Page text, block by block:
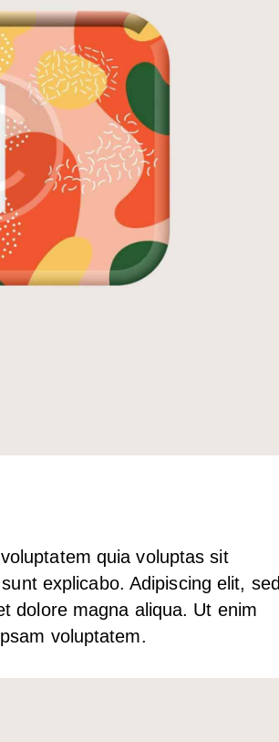
quia voluptas sit
explicabo. Adipiscing elit, sed
dolore magna aliqua. Ut enim
voluptatem.